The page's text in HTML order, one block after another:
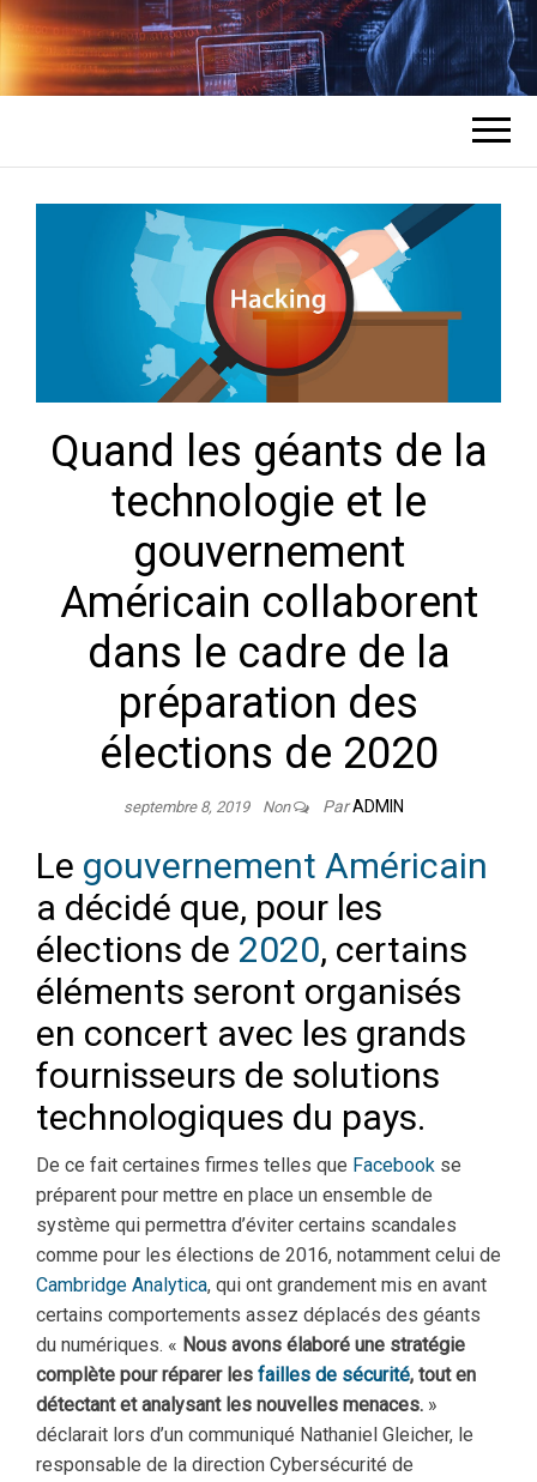
COMMENT UN
HACKER
PIRATE DES
COMPTES ?
L'expert en récupération de mots de
passe des comptes
Quand les géants de la
technologie et le
gouvernement
Américain collaborent
dans le cadre de la
préparation des
élections de 2020
septembre 8, 2019 Non ParADMIN
Le gouvernement Américain
a décidé que, pour les
élections de 2020, certains
éléments seront organisés
en concert avec les grands
fournisseurs de solutions
technologiques du pays.
De ce fait certaines firmes telles que Facebook se
préparent pour mettre en place un ensemble de
système qui permettra d’éviter certains scandales
comme pour les élections de 2016, notamment celui de
Cambridge Analytica, qui ont grandement mis en avant
certains comportements assez déplacés des géants
du numériques. « Nous avons élaboré une stratégie
complète pour réparer les failles de sécurité, tout en
détectant et analysant les nouvelles menaces. »
déclarait lors d’un communiqué Nathaniel Gleicher, le
responsable de la direction Cybersécurité de